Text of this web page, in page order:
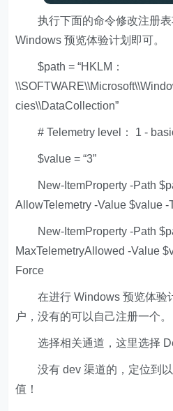
执行下面的命令修改注册表
Windows 预览体验计划即可。
$path = “HKLM：
cies\\DataCollection”
# Telemetry level： 1 - basic
$value = “3”
New-ItemProperty -Path
AllowTelemetry -Value $value -
New-ItemProperty -Path
MaxTelemetryAllowed -Value
Force
在进行 Windows 预览体验
户，没有的可以自己注册一个。
选择相关通道，这里选择
没有 dev 渠道的，定位到以
值！